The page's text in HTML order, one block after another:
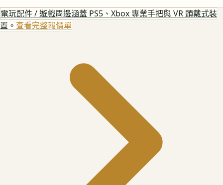
電玩配件 / 遊戲周邊涵蓋 PS5、Xbox 專業手把與 VR 頭戴式裝
置。 查看完整報價單